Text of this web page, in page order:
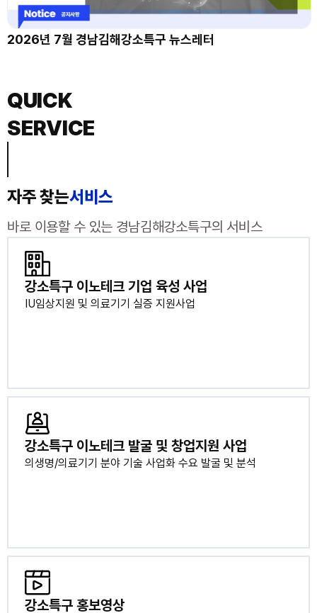
2026년 7월 경남김해강소특구 뉴스레터
QUICK
SERVICE
자주 찾는서비스
바로 이용할 수 있는 경남김해강소특구의 서비스
강소특구 이노테크 기업 육성 사업
IU임상지원 및 의료기기 실증 지원사업
강소특구 이노테크 발굴 및 창업지원 사업
의생명/의료기기 분야 기술 사업화 수요 발굴 및 분석
강소특구 홍보영상